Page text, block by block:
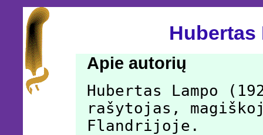
Hubertas
Apie autorių
Hubertas Lampo
rašytojas,
Flandrijoje.